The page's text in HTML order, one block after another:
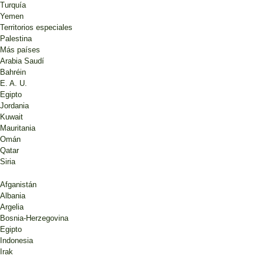
Turquía
Yemen
Territorios especiales
Palestina
Más países
Arabia Saudí
Bahréin
E. A. U.
Egipto
Jordania
Kuwait
Mauritania
Omán
Qatar
Siria
Afganistán
Albania
Argelia
Bosnia-Herzegovina
Egipto
Indonesia
Irak